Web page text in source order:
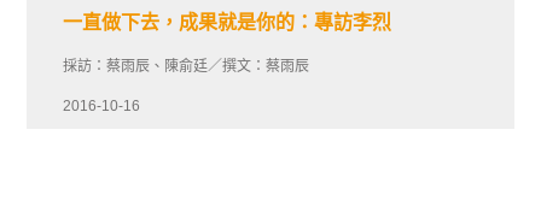
一直做下去，成果就是你的：專訪李烈
採訪：蔡雨辰、陳俞廷／撰文：蔡雨辰
2016-10-16